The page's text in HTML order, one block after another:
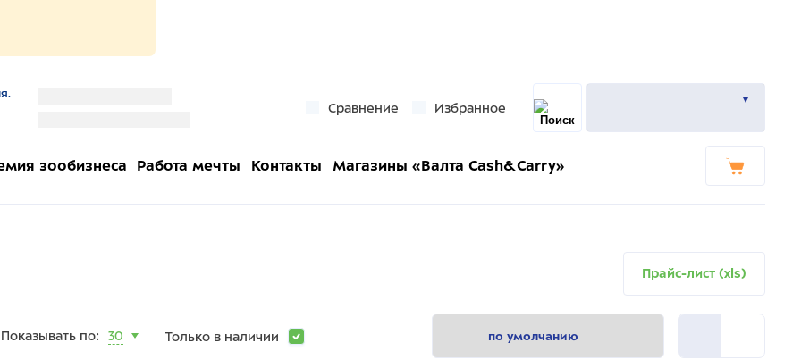
Сравнение Избранное
зообизнеса Работа мечты Контакты Магазины «Валта Cash&Carry»
Прайс-лист (xls)
Показывать по: 30 Только в наличии